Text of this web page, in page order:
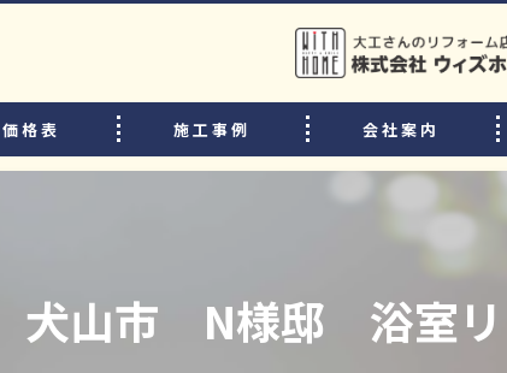
格表 施工事例 会社案内
選ばれる理由
リフォームの流れ
中古住宅購入後のリフ
犬山市 N様邸 浴室リ